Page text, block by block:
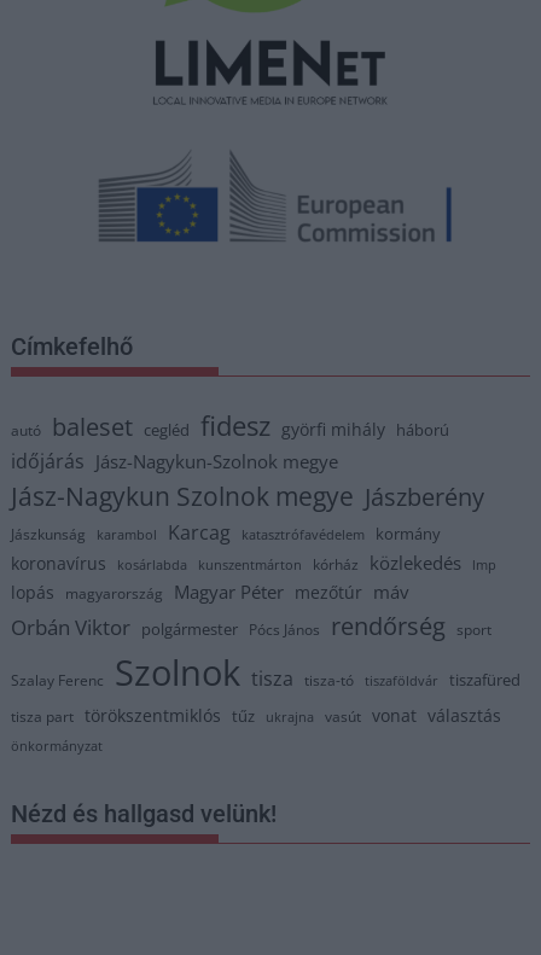
Címkefelhő
autó baleset cegléd fidesz györfi mihály háború
időjárás Jász-Nagykun-Szolnok megye
Jász-Nagykun Szolnok megye Jászberény
Jászkunság karambol Karcag katasztrófavédelem kormány
koronavírus kosárlabda kunszentmárton kórház közlekedés lmp
lopás magyarország Magyar Péter mezőtúr máv
Orbán Viktor polgármester Pócs János rendőrség sport
Szalay Ferenc Szolnok tisza tisza-tó tiszaföldvár tiszafüred
tisza part törökszentmiklós tűz ukrajna vasút vonat választás
önkormányzat
Nézd és hallgasd velünk!